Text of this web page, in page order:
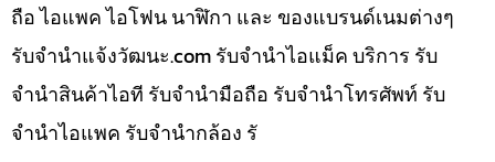
ถือ ไอแพค ไอโฟน นาฬิกา และ ของแบรนด์เนมต่างๆ
รับจํานําแจ้งวัฒนะ.com รับจำนำไอแม็ค บริการ รับ
จำนำสินค้าไอที รับจำนำมือถือ รับจำนำโทรศัพท์ รับ
จำนำไอแพค รับจำนำกล้อง รั